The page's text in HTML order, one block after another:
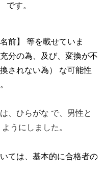
です。
前】 等を載せていま
分の為、及び、変換が不
されない為） な可能性
、ひらがな で、男性と
うにしました。
ては、基本的に合格者の